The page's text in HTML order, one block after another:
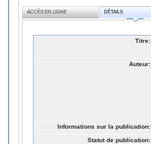
ACCÈS EN LIGNE DÉTAILS
Titre:
Auteur:
Informations sur la publication:
Statut de publication: